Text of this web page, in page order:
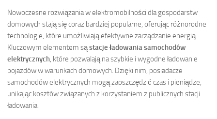
Nowoczesne rozwiązania w elektromobilności dla gospodarstw
domowych stają się coraz bardziej popularne, oferując różnorodne
technologie, które umożliwiają efektywne zarządzanie energią.
Kluczowym elementem sąstacje ładowania samochodów
elektrycznych, które pozwalają na szybkie i wygodne ładowanie
pojazdów w warunkach domowych. Dzięki nim, posiadacze
samochodów elektrycznych mogą zaoszczędzić czas i pieniądze,
unikając kosztów związanych z korzystaniem z publicznych stacji
ładowania.